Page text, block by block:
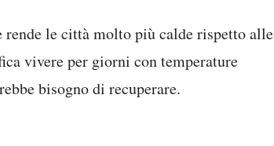
le città molto più calde rispetto alle
vivere per giorni con temperature
bisogno di recuperare.